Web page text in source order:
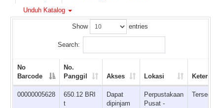
Unduh Katalog
Show entries
Search:
No
Barcode
No.
Panggil
Akses Lokasi
00000005628
650.12 BRI
t
Dapat
dipinjam
Perpustakaan
Pusat -
Tersedia